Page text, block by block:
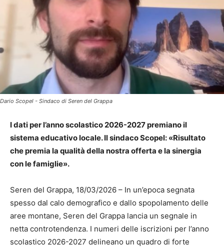
Dario Scopel - Sindaco di Seren del Grappa
I dati per l’anno scolastico 2026-2027 premiano il
sistema educativo locale. Il sindaco Scopel: «Risultato
che premia la qualità della nostra offerta e la sinergia
con le famiglie».
Seren del Grappa, 18/03/2026 – In un’epoca segnata
spesso dal calo demografico e dallo spopolamento delle
aree montane, Seren del Grappa lancia un segnale in
netta controtendenza. I numeri delle iscrizioni per l’anno
scolastico 2026-2027 delineano un quadro di forte